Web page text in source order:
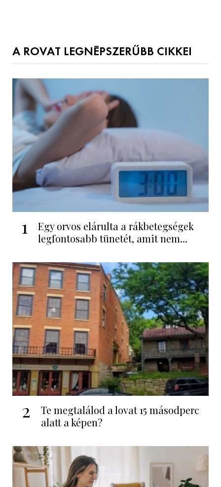
A ROVAT LEGNÉPSZERŰBB CIKKEI
1
Egy orvos elárulta a rákbetegségek
legfontosabb tünetét, amit nem...
2
Te megtalálod a lovat 15 másodperc
alatt a képen?